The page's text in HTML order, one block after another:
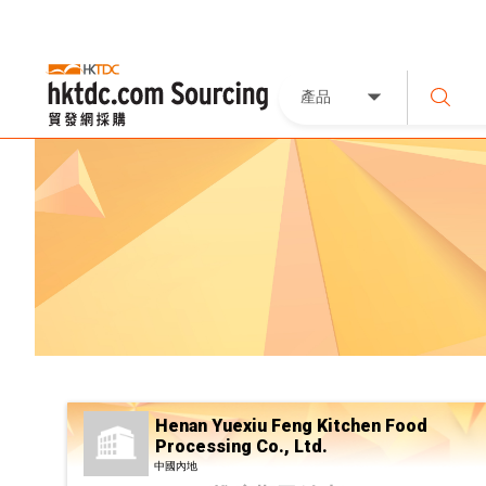
產品
Henan Yuexiu Feng Kitchen Food
Processing Co., Ltd.
中國內地